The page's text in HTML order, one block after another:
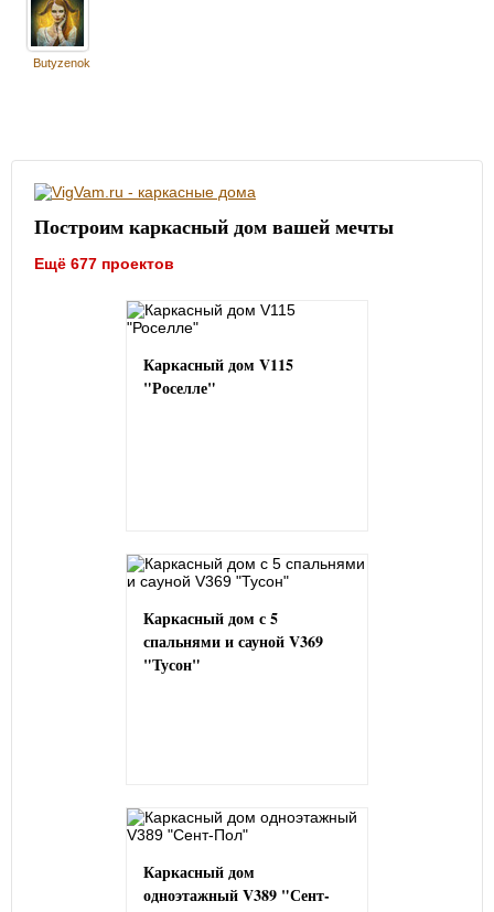
Butyzenok
Построим каркасный дом вашей мечты
Ещё 677 проектов
Каркасный дом V115
"Роселле"
Каркасный дом с 5
спальнями и сауной V369
"Тусон"
Каркасный дом
одноэтажный V389 "Сент-